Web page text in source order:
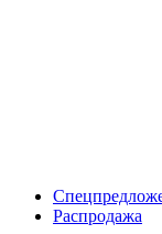
Распродажа